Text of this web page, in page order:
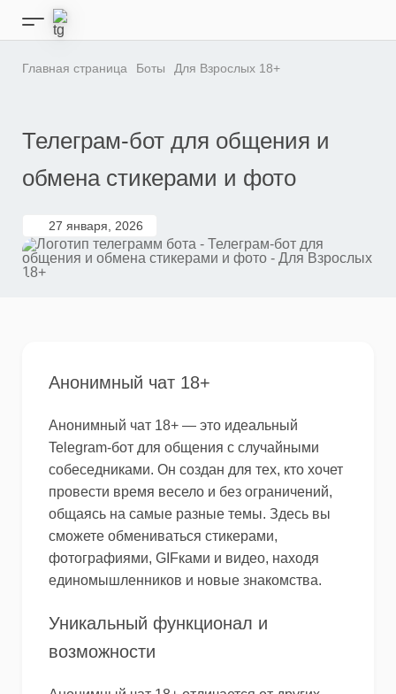
Перейти
содержимому
Кнопка
бокового
Главная страница Боты Для Взрослых 18+
Телеграм-бот для общения и
обмена стикерами и фото
27 января, 2026
Анонимный чат 18+
Анонимный чат 18+ — это идеальный
Telegram-бот для общения с случайными
собеседниками. Он создан для тех, кто хочет
провести время весело и без ограничений,
общаясь на самые разные темы. Здесь вы
сможете обмениваться стикерами,
фотографиями, GIFками и видео, находя
единомышленников и новые знакомства.
Уникальный функционал и
возможности